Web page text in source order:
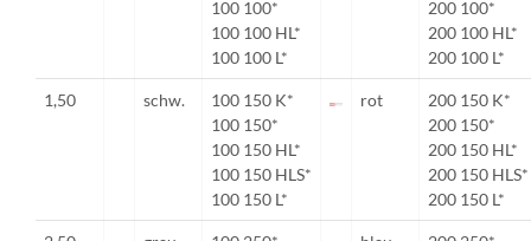
100 100*
100 100 HL*
100 100 L*
200 100*
200 100 HL*
200 100 L*
1,50 schw.
100 150 K*
100 150*
100 150 HL*
100 150 HLS*
100 150 L*
rot
200 150 K*
200 150*
200 150 HL*
200 150 HLS*
200 150 L*